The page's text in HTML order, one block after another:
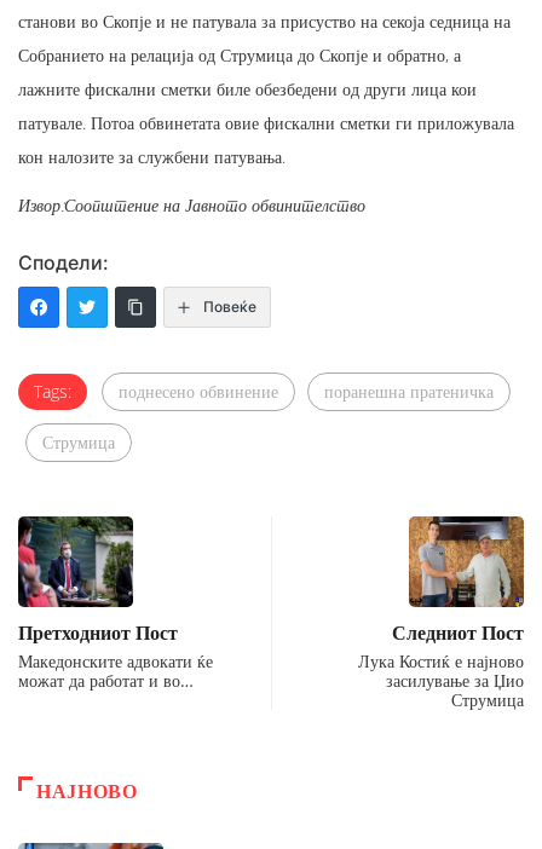
станови во Скопје и не патувала за присуство на секоја седница на
Собранието на релација од Струмица до Скопје и обратно, а
лажните фискални сметки биле обезбедени од други лица кои
патувале. Потоа обвинетата овие фискални сметки ги приложувала
кон налозите за службени патувања.​
Извор:Соопштение на Јавното обвинителство
Сподели:
Повеќе
Tags: поднесено обвинение поранешна пратеничка
Струмица
Претходниот Пост
Македонските адвокати ќе
можат да работат и во…
Следниот Пост
Лука Костиќ е најново
засилување за Џио
Струмица
НАЈНОВО